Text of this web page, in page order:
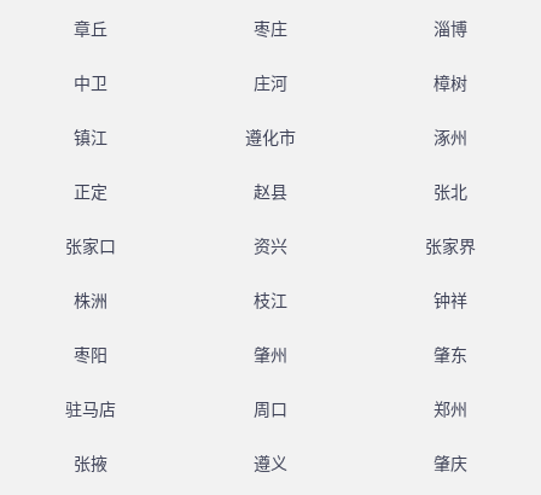
章丘 枣庄 淄博
中卫 庄河 樟树
镇江 遵化市 涿州
正定 赵县 张北
张家口 资兴 张家界
株洲 枝江 钟祥
枣阳 肇州 肇东
驻马店 周口 郑州
张掖 遵义 肇庆